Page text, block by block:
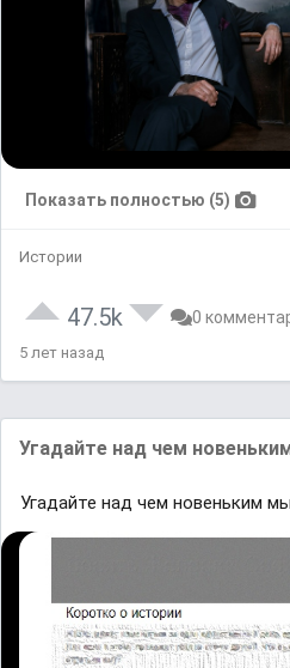
Показать полностью (5)
Истории
47.5k 0
5 лет назад
Угадайте над чем
Угадайте над чем новеньким